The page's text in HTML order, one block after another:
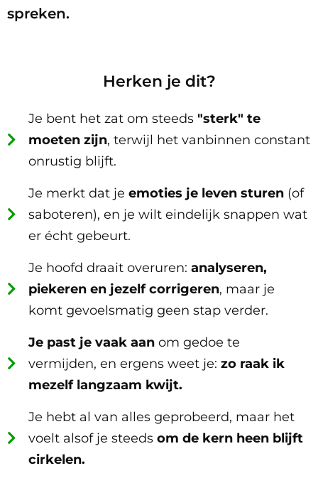
spreken.
Herken je dit?
Je bent het zat om steeds "sterk" te
moeten zijn, terwijl het vanbinnen constant
onrustig blijft.
Je merkt dat je emoties je leven sturen (of
saboteren), en je wilt eindelijk snappen wat
er écht gebeurt.
Je hoofd draait overuren: analyseren,
piekeren en jezelf corrigeren, maar je
komt gevoelsmatig geen stap verder.
Je past je vaak aan om gedoe te
vermijden, en ergens weet je: zo raak ik
mezelf langzaam kwijt.
Je hebt al van alles geprobeerd, maar het
voelt alsof je steeds om de kern heen blijft
cirkelen.